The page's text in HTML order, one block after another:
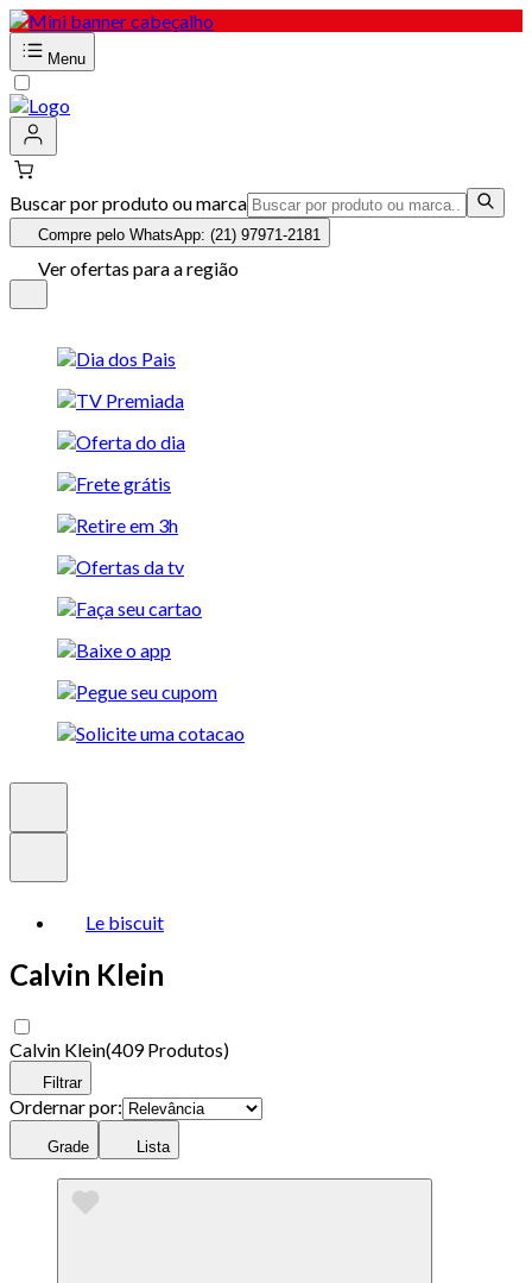
Menu
Buscar por produto ou marca
Compre pelo WhatsApp: (21) 97971-2181
Ver ofertas para a região
Le biscuit
Calvin Klein
Calvin Klein(409 Produtos)
Filtrar
Ordernar por:
Grade Lista